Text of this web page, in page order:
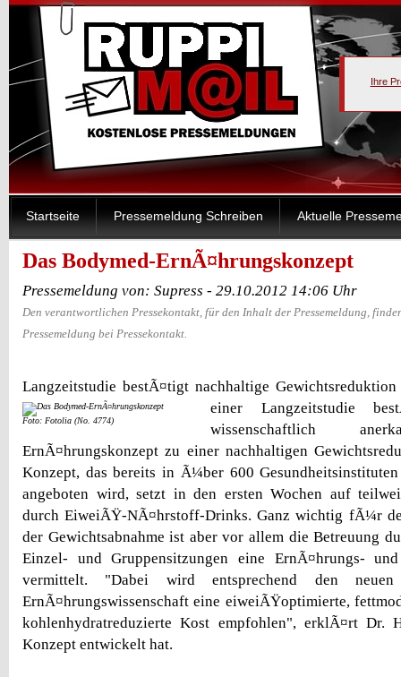
Ihre
Startseite Pressemeldung Schreiben Aktuelle
Das Bodymed-ErnÃ¤hrungskonzept
Pressemeldung von: Supress - 29.10.2012 14:06 Uhr
Den verantwortlichen Pressekontakt, für den Inhalt der Pressemeldung,
Pressemeldung bei Pressekontakt.
Langzeitstudie bestÃ¤tigt nachhaltige
Foto: Fotolia (No. 4774)
einer Langzeitstudie
wissenschaftlich
ErnÃ¤hrungskonzept zu einer nachhaltigen
Konzept, das bereits in Ã¼ber 600
angeboten wird, setzt in den ersten Wochen auf
durch EiweiÃŸ-NÃ¤hrstoff-Drinks. Ganz wichtig fÃ¼r
der Gewichtsabnahme ist aber vor allem die Betreuung
Einzel- und Gruppensitzungen eine ErnÃ¤hrungs- und
vermittelt. "Dabei wird entsprechend den neuen
ErnÃ¤hrungswissenschaft eine eiweiÃŸoptimierte,
kohlenhydratreduzierte Kost empfohlen", erklÃ¤rt Dr.
Konzept entwickelt hat.